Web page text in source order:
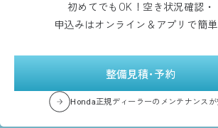
初めてでもOK！空き状況確認・
申込みはオンライン＆アプリで簡単
整備見積･予約
Honda正規ディーラーのメンテナンスが